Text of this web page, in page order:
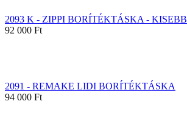
2093 K - ZIPPI BORÍTÉKTÁSKA - KISEBB
92 000 Ft
2091 - REMAKE LIDI BORÍTÉKTÁSKA
94 000 Ft